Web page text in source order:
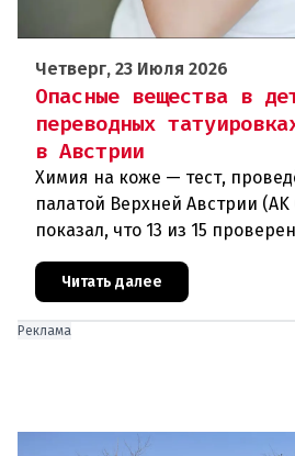
Четверг, 23 Июля 2026
Опасные вещества в
переводных
в Австрии
Химия на коже — тест,
палатой Верхней Австрии (AK
показал, что 13 из 15
использованию из-за содержа
Читать далее
Реклама